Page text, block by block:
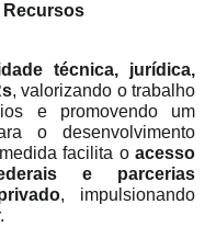
Recursos
técnica, jurídica,
, valorizando o trabalho
e promovendo um
o desenvolvimento
facilita oacesso
e parcerias
, impulsionando